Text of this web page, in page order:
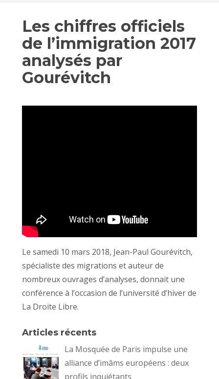
Les chiffres officiels
de l’immigration 2017
analysés par
Gourévitch
Le samedi 10 mars 2018, Jean-Paul Gourévitch,
spécialiste des migrations et auteur de
nombreux ouvrages d’analyses, donnait une
conférence à l’occasion de l’université d’hiver de
La Droite Libre.
Articles récents
La Mosquée de Paris impulse une
alliance d’imâms européens : deux
profils inquiétants